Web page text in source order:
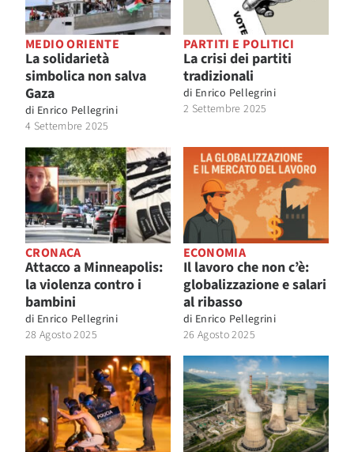
MEDIO ORIENTE
La solidarietà
simbolica non salva
Gaza
di Enrico Pellegrini
4 Settembre 2025
PARTITI E POLITICI
La crisi dei partiti
tradizionali
di Enrico Pellegrini
2 Settembre 2025
CRONACA
Attacco a Minneapolis:
la violenza contro i
bambini
di Enrico Pellegrini
28 Agosto 2025
ECONOMIA
Il lavoro che non c’è:
globalizzazione e salari
al ribasso
di Enrico Pellegrini
26 Agosto 2025